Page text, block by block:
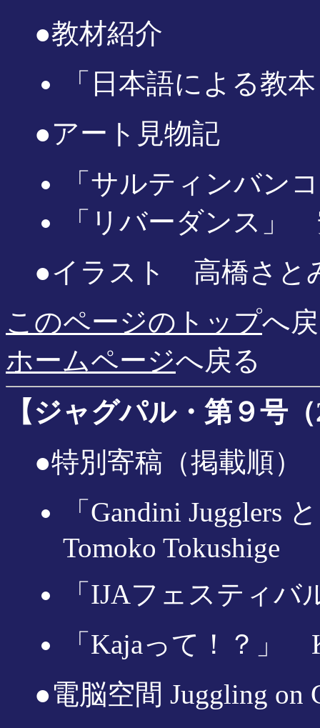
●教材紹介
「日本語による教
●アート見物記
「サルティンバン
「リバーダンス」
●イラスト 高橋さと
このページのトップへ
ホームページへ戻る
【ジャグパル・第９号
●特別寄稿（掲載順）
「Gandini
Tomoko Tokushige
「IJAフェスティ
「Kajaって！？」
●電脳空間 Juggling on